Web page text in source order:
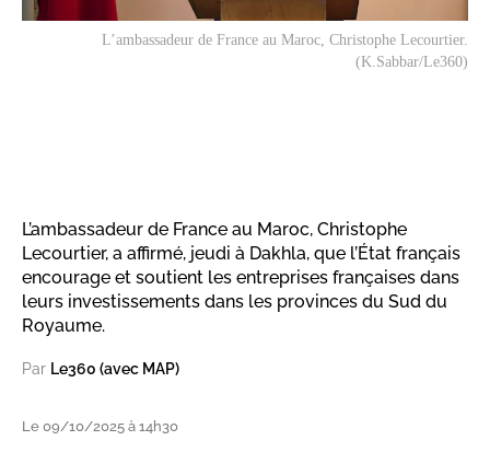
L’ambassadeur de France au Maroc, Christophe Lecourtier.
(K.Sabbar/Le360)
L’ambassadeur de France au Maroc, Christophe
Lecourtier, a affirmé, jeudi à Dakhla, que l’État français
encourage et soutient les entreprises françaises dans
leurs investissements dans les provinces du Sud du
Royaume.
Par Le360 (avec MAP)
Le 09/10/2025 à 14h30